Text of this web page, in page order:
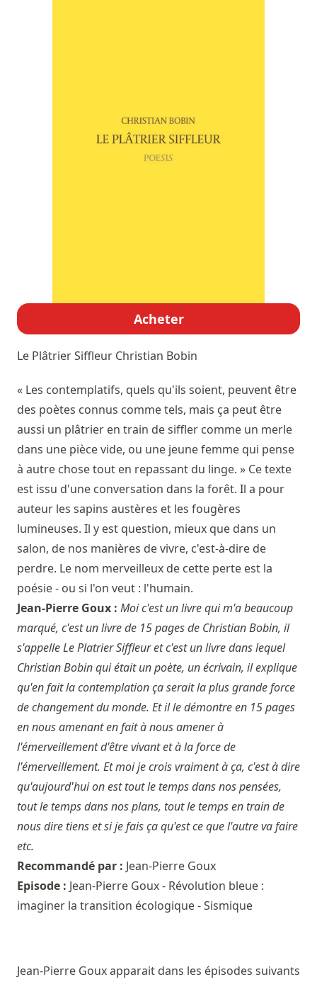
Acheter
Le Plâtrier Siffleur Christian Bobin
« Les contemplatifs, quels qu'ils soient, peuvent être
des poètes connus comme tels, mais ça peut être
aussi un plâtrier en train de siffler comme un merle
dans une pièce vide, ou une jeune femme qui pense
à autre chose tout en repassant du linge. » Ce texte
est issu d'une conversation dans la forêt. Il a pour
auteur les sapins austères et les fougères
lumineuses. Il y est question, mieux que dans un
salon, de nos manières de vivre, c'est-à-dire de
perdre. Le nom merveilleux de cette perte est la
poésie - ou si l'on veut : l'humain.
Jean-Pierre Goux : Moi c'est un livre qui m'a beaucoup
marqué, c'est un livre de 15 pages de Christian Bobin, il
s'appelle Le Platrier Siffleur et c'est un livre dans lequel
Christian Bobin qui était un poète, un écrivain, il explique
qu'en fait la contemplation ça serait la plus grande force
de changement du monde. Et il le démontre en 15 pages
en nous amenant en fait à nous amener à
l'émerveillement d'être vivant et à la force de
l'émerveillement. Et moi je crois vraiment à ça, c'est à dire
qu'aujourd'hui on est tout le temps dans nos pensées,
tout le temps dans nos plans, tout le temps en train de
nous dire tiens et si je fais ça qu'est ce que l'autre va faire
etc.
Recommandé par : Jean-Pierre Goux
Episode : Jean-Pierre Goux - Révolution bleue :
imaginer la transition écologique - Sismique
Jean-Pierre Goux apparait dans les épisodes suivants